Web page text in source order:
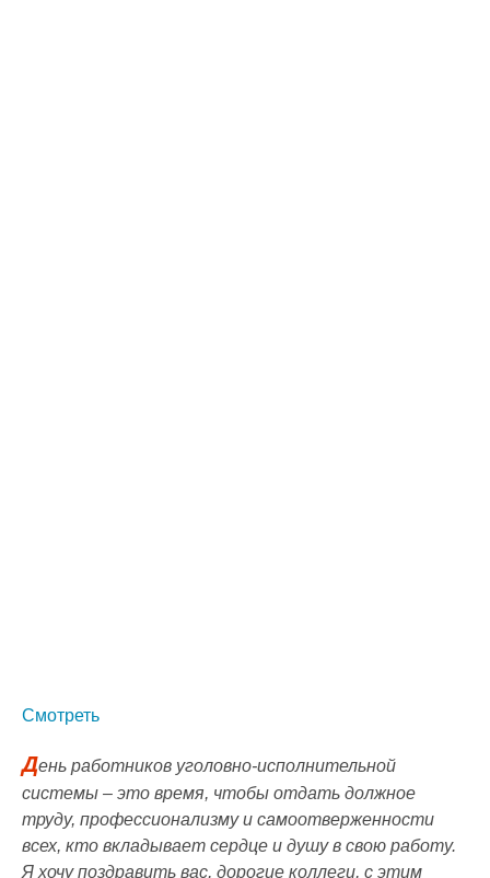
Смотреть
День работников уголовно-исполнительной
системы – это время, чтобы отдать должное
труду, профессионализму и самоотверженности
всех, кто вкладывает сердце и душу в свою работу.
Я хочу поздравить вас, дорогие коллеги, с этим